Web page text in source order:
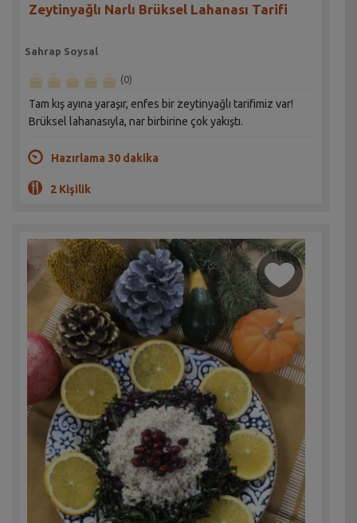
Zeytinyağlı Narlı Brüksel Lahanası Tarifi
Sahrap Soysal
(0)
Tam kış ayına yaraşır, enfes bir zeytinyağlı tarifimiz var!
Brüksel lahanasıyla, nar birbirine çok yakıştı.
Hazırlama 30 dakika
2 Kişilik